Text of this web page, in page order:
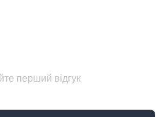
перший відгук